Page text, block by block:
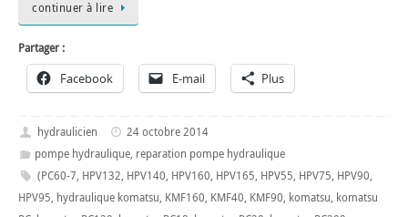
continuer à lire
Partager :
Facebook E-mail Plus
hydraulicien
24 octobre 2014
pompe hydraulique, reparation pompe hydraulique
(PC60-7, HPV132, HPV140, HPV160, HPV165, HPV55, HPV75, HPV90,
HPV95, hydraulique komatsu, KMF160, KMF40, KMF90, komatsu, komatsu